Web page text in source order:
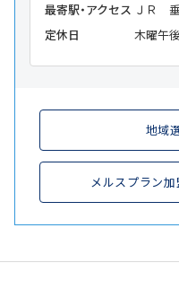
最寄駅・アクセス ＪＲ
定休日
木曜午
地域
メルスプラン